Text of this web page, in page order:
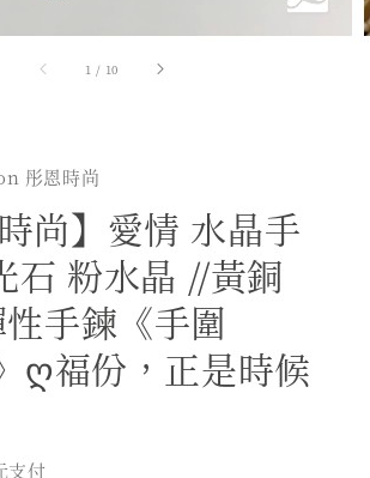
1 / 10
彤恩時尚
時尚】愛情 水晶手
石 粉水晶 //黃銅
手鍊《手圍
ღ福份，正是時候
支付